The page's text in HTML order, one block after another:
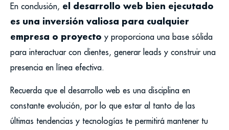
En conclusión, el desarrollo web bien ejecutado
es una inversión valiosa para cualquier
empresa o proyecto y proporciona una base sólida
para interactuar con clientes, generar leads y construir una
presencia en línea efectiva.
Recuerda que el desarrollo web es una disciplina en
constante evolución, por lo que estar al tanto de las
últimas tendencias y tecnologías te permitirá mantener tu